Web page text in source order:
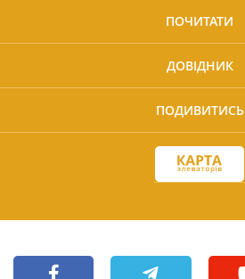
ПОЧИТАТИ
ДОВІДНИК
ПОДИВИТИСЬ